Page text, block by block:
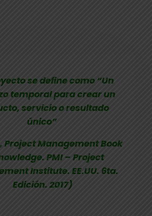
se define como “Un
temporal para crear un
servicio o resultado
único”
Project Management Book
PMI – Project
Institute. EE.UU. 6ta.
Edición. 2017)